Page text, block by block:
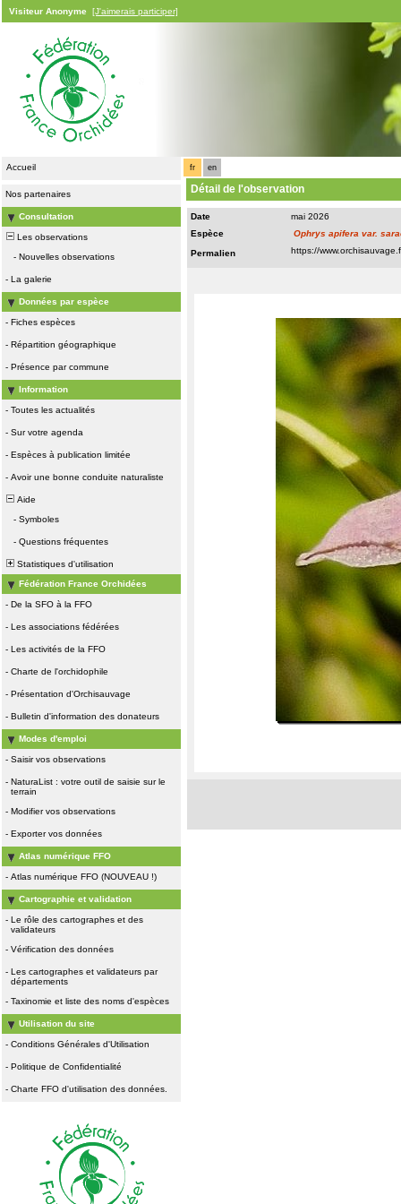
Visiteur Anonyme [J'aimerais participer]
Accueil
Nos partenaires
Consultation
Les observations
- Nouvelles observations
- La galerie
Données par espèce
- Fiches espèces
- Répartition géographique
- Présence par commune
Information
- Toutes les actualités
- Sur votre agenda
- Espèces à publication limitée
- Avoir une bonne conduite naturaliste
Aide
- Symboles
- Questions fréquentes
Statistiques d'utilisation
Fédération France Orchidées
- De la SFO à la FFO
- Les associations fédérées
- Les activités de la FFO
- Charte de l'orchidophile
- Présentation d'Orchisauvage
- Bulletin d'information des donateurs
Modes d'emploi
- Saisir vos observations
- NaturaList : votre outil de saisie sur le
terrain
- Modifier vos observations
- Exporter vos données
Atlas numérique FFO
- Atlas numérique FFO (NOUVEAU !)
Cartographie et validation
- Le rôle des cartographes et des
validateurs
- Vérification des données
- Les cartographes et validateurs par
départements
- Taxinomie et liste des noms d'espèces
Utilisation du site
- Conditions Générales d'Utilisation
- Politique de Confidentialité
- Charte FFO d'utilisation des données.
fr en
Détail de l'observation
Date
mai 2026
Espèce
Ophrys apifera var.
Permalien